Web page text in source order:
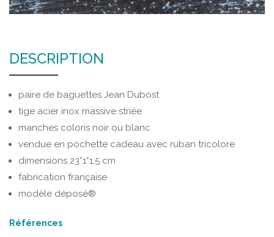
DESCRIPTION
paire de baguettes Jean Dubost
tige acier inox massive striée
manches coloris noir ou blanc
vendue en pochette cadeau avec ruban tricolore
dimensions 23*1*1,5 cm
fabrication française
modèle déposé®
Références